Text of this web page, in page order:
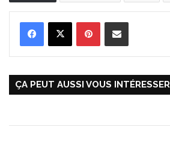
ÇA PEUT AUSSI VOUS INTÉRESSER